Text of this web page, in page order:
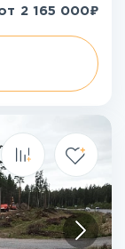
2 165 000₽